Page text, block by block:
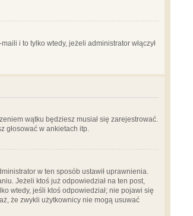
i to tylko wtedy, jeżeli administrator włączył
wątku będziesz musiał się zarejestrować.
głosować w ankietach itp.
w ten sposób ustawił uprawnienia.
Jeżeli ktoś już odpowiedział na ten post,
wtedy, jeśli ktoś odpowiedział; nie pojawi się
że zwykli użytkownicy nie mogą usuwać